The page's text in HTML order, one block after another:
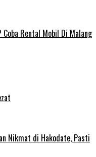
Coba Rental Mobil Di Malang
Nikmat di Hakodate, Pasti